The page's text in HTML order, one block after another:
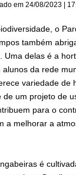
em 24/08/2023 |
o
também
Uma delas é a
da rede
variedade de
um projeto de
para o
a melhorar a
é